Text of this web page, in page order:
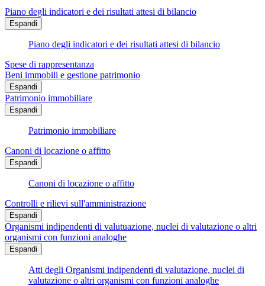
Piano degli indicatori e dei risultati attesi di bilancio
Espandi
Piano degli indicatori e dei risultati attesi di bilancio
Spese di rappresentanza
Beni immobili e gestione patrimonio
Espandi
Patrimonio immobiliare
Espandi
Patrimonio immobiliare
Canoni di locazione o affitto
Espandi
Canoni di locazione o affitto
Controlli e rilievi sull'amministrazione
Espandi
Organismi indipendenti di valutuazione, nuclei di valutazione o altri
organismi con funzioni analoghe
Espandi
Atti degli Organismi indipendenti di valutazione, nuclei di
valutazione o altri organismi con funzioni analoghe